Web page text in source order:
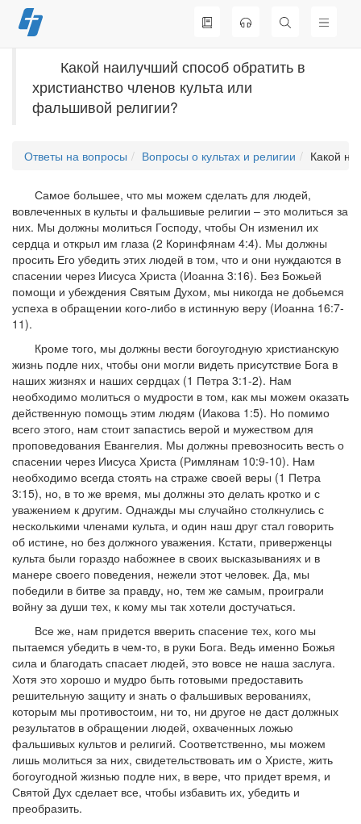
Перейти
к
Какой наилучший способ обратить в
христианство членов культа или
фальшивой религии?
Ответы на вопросы Вопросы о культах и религии Какой
Самое большее, что мы можем сделать для людей,
вовлеченных в культы и фальшивые религии – это молиться за
них. Мы должны молиться Господу, чтобы Он изменил их
сердца и открыл им глаза (2 Коринфянам 4:4). Мы должны
просить Его убедить этих людей в том, что и они нуждаются в
спасении через Иисуса Христа (Иоанна 3:16). Без Божьей
помощи и убеждения Святым Духом, мы никогда не добьемся
успеха в обращении кого-либо в истинную веру (Иоанна 16:7-
11).
Кроме того, мы должны вести богоугодную христианскую
жизнь подле них, чтобы они могли видеть присутствие Бога в
наших жизнях и наших сердцах (1 Петра 3:1-2). Нам
необходимо молиться о мудрости в том, как мы можем оказать
действенную помощь этим людям (Иакова 1:5). Но помимо
всего этого, нам стоит запастись верой и мужеством для
проповедования Евангелия. Мы должны превозносить весть о
спасении через Иисуса Христа (Римлянам 10:9-10). Нам
необходимо всегда стоять на страже своей веры (1 Петра
3:15), но, в то же время, мы должны это делать кротко и с
уважением к другим. Однажды мы случайно столкнулись с
несколькими членами культа, и один наш друг стал говорить
об истине, но без должного уважения. Кстати, приверженцы
культа были гораздо набожнее в своих высказываниях и в
манере своего поведения, нежели этот человек. Да, мы
победили в битве за правду, но, тем же самым, проиграли
войну за души тех, к кому мы так хотели достучаться.
Все же, нам придется вверить спасение тех, кого мы
пытаемся убедить в чем-то, в руки Бога. Ведь именно Божья
сила и благодать спасает людей, это вовсе не наша заслуга.
Хотя это хорошо и мудро быть готовыми предоставить
решительную защиту и знать о фальшивых верованиях,
которым мы противостоим, ни то, ни другое не даст должных
результатов в обращении людей, охваченных ложью
фальшивых культов и религий. Соответственно, мы можем
лишь молиться за них, свидетельствовать им о Христе, жить
богоугодной жизнью подле них, в вере, что придет время, и
Святой Дух сделает все, чтобы избавить их, убедить и
преобразить.